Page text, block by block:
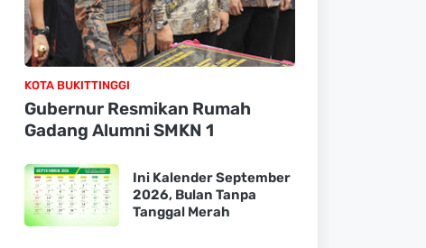
KOTA BUKITTINGGI
Gubernur Resmikan Rumah
Gadang Alumni SMKN 1
Ini Kalender September
2026, Bulan Tanpa
Tanggal Merah